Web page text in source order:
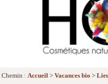
Chemin : Accueil> Vacances bio >